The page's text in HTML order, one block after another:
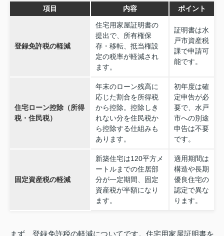
項目 内容 ポイント
登録免許税の軽減
住宅用家屋証明書の
提出で、所有権保
存・移転、抵当権設
定の税率が軽減され
ます。
証明書は水
戸市資産税
課で申請可
能です。
住宅ローン控除（所得
税・住民税）
年末のローン残高に
応じた割合を所得税
から控除。控除しき
れない分を住民税か
ら控除する仕組みも
あります。
初年度は確
定申告が必
要で、水戸
市への別途
申告は不要
です。
固定資産税の軽減
新築住宅は120平方メ
ートルまでの住居部
分が一定期間、固定
資産税が半額になり
ます。
適用期間は
構造や長期
優良住宅の
認定で異な
ります。
まず、登録免許税の軽減についてです。住宅用家屋証明書を